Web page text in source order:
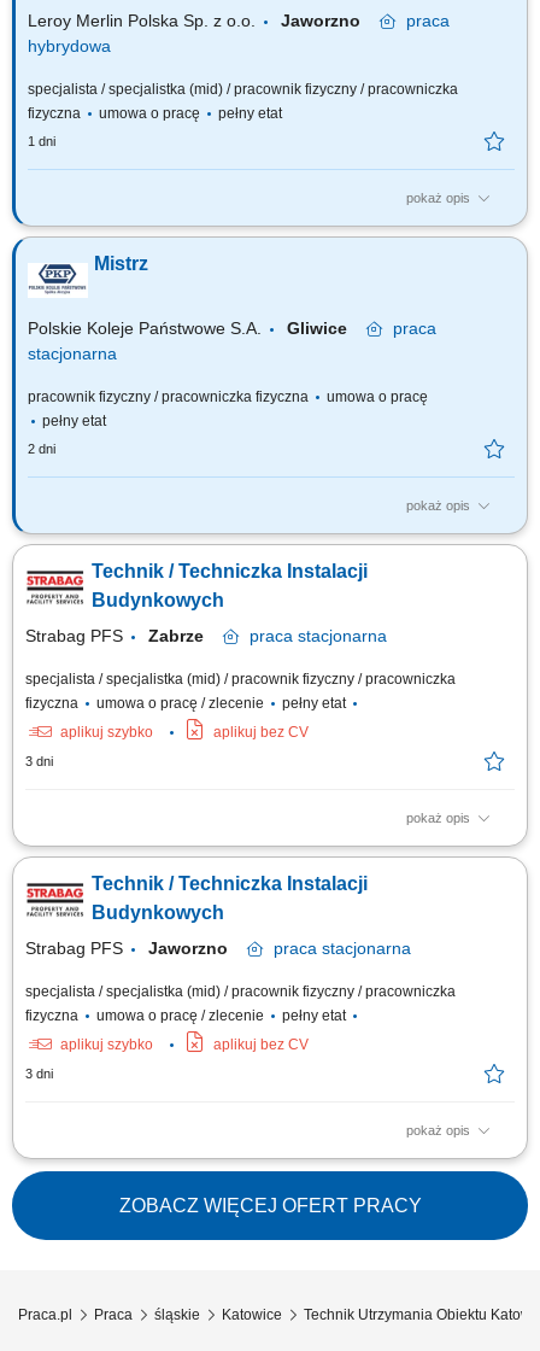
Leroy Merlin Polska Sp. z o.o. Jaworzno
praca
hybrydowa
specjalista / specjalistka (mid) / pracownik fizyczny / pracowniczka
fizyczna
umowa o pracę pełny etat
1 dni
pokaż opis
Jakie zadania na Ciebie czekają? Utrzymanie stanu technicznego
bezpieczeństwa firmy; Kontrolowanie stanu technicznego obiektu i
wszystkich instalacji; Reagowanie na bieżąco na zaistniałe usterki i
Mistrz
Polskie Koleje Państwowe S.A. Gliwice
praca
stacjonarna
pracownik fizyczny / pracowniczka fizyczna
umowa o pracę
pełny etat
2 dni
pokaż opis
Na tym stanowisku będziesz odpowiedzialny(-a) za: Wykonywanie
nieruchomości i zabezpieczanie miejsc awarii, w tym prace murarskie;
Wykonywanie prac mających na celu utrzymanie trenów zielonych;
Technik / Techniczka Instalacji
Budynkowych
Strabag PFS Zabrze praca stacjonarna
specjalista / specjalistka (mid) / pracownik fizyczny / pracowniczka
fizyczna
umowa o pracę / zlecenie
pełny etat
aplikuj szybko
aplikuj bez CV
3 dni
pokaż opis
Opis stanowiska Utrzymanie sprawności instalacji budynkowych:
przeglądy oraz konserwacja urządzeń technicznych. Usuwanie awarii i
bieżące reagowanie na zgłoszenia serwisowe. Współpraca z
Technik / Techniczka Instalacji
Budynkowych
Strabag PFS Jaworzno praca stacjonarna
specjalista / specjalistka (mid) / pracownik fizyczny / pracowniczka
fizyczna
umowa o pracę / zlecenie
pełny etat
aplikuj szybko
aplikuj bez CV
3 dni
pokaż opis
Opis stanowiska Utrzymanie sprawności instalacji budynkowych:
elektrycznych, wentylacyjnych, klimatyzacyjnych i wodnych. Regularne
przeglądy oraz konserwacja urządzeń technicznych. Usuwanie awarii i
bieżące reagowanie na zgłoszenia serwisowe. Współpraca z
zewnętrznymi serwisami...
ZOBACZ WIĘCEJ OFERT PRACY
Praca.pl Praca śląskie Katowice Technik Utrzymania Obiektu